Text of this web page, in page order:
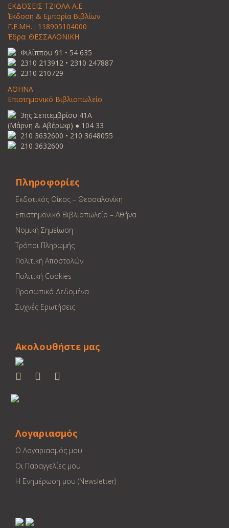
ΕΚΔΟΣΕΙΣ ΤΖΙΟΛΑ Α.Ε.
Έκδοση & Εμπορία Βιβλίων
Γ.Ε.ΜΗ. : 118905104000
Έδρα: ΘΕΣΣΑΛΟΝΙΚΗ
Φιλίππου 91 • 54 635
2310 213912 • 2310 247887
2310 210729
ΑΘΗΝΑ
Επιστημονικό Βιβλιοπωλείο
3ης Σεπτεμβρίου 41Α
(Μάρνη & Αβέρωφ) ● 104 33
210 3632600 • 210 3648055
210 3632600
Πληροφορίες
Εκδοτικός Οίκος – Θεσσαλονίκη
Επιστημονικό Βιβλιοπωλείο – Αθήνα
Νομική Σημείωση
Τρόποι Πληρωμής
Πολιτική Αποστολών
Πολιτική Cookies
Προσωπικά Δεδομένα
Συχνές Ερωτήσεις
Ακολουθήστε μας
Λογαριασμός
Ο Λογαριασμός μου
Οι Παραγγελίες μου
Η Ενημέρωση μου (Newsletter)